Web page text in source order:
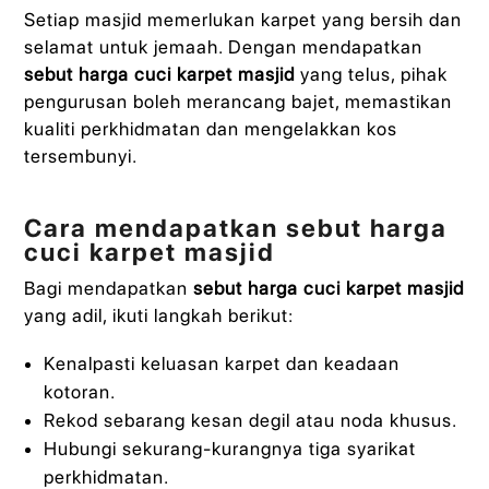
Setiap masjid memerlukan karpet yang bersih dan
selamat untuk jemaah. Dengan mendapatkan
sebut harga cuci karpet masjid yang telus, pihak
pengurusan boleh merancang bajet, memastikan
kualiti perkhidmatan dan mengelakkan kos
tersembunyi.
Cara mendapatkan sebut harga
cuci karpet masjid
Bagi mendapatkansebut harga cuci karpet masjid
yang adil, ikuti langkah berikut:
Kenalpasti keluasan karpet dan keadaan
kotoran.
Rekod sebarang kesan degil atau noda khusus.
Hubungi sekurang-kurangnya tiga syarikat
perkhidmatan.